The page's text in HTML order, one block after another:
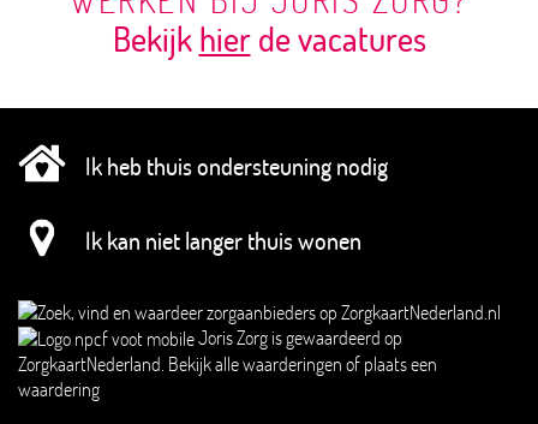
Bekijkhierde vacatures
Joris Zorg is gewaardeerd op
ZorgkaartNederland. Bekijk alle waarderingen of plaats een
waardering
Ik heb thuis ondersteuning nodig
Ik kan niet langer thuis wonen